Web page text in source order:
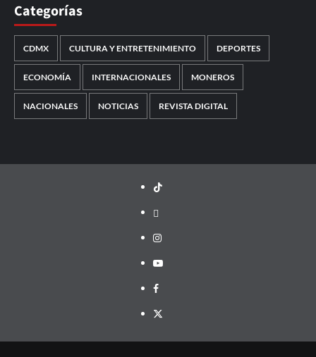
Categorías
CDMX CULTURA Y ENTRETENIMIENTO DEPORTES
ECONOMÍA INTERNACIONALES MONEROS
NACIONALES NOTICIAS REVISTA DIGITAL
TikTok
threads
Instagram
Youtube
Facebook
X